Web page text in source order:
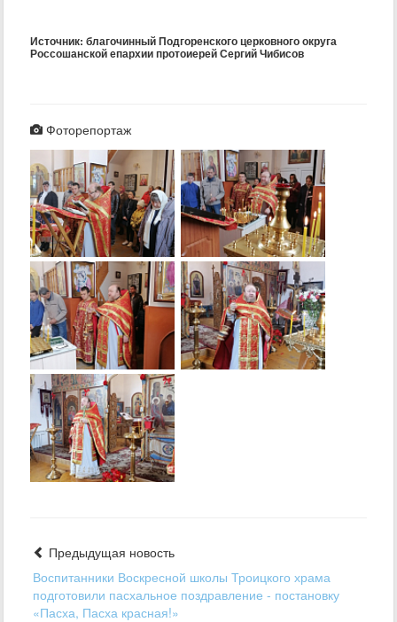
Источник: благочинный Подгоренского церковного округа
Россошанской епархии протоиерей Сергий Чибисов
Фоторепортаж
Предыдущая новость
Воспитанники Воскресной школы Троицкого храма
подготовили пасхальное поздравление - постановку
«Пасха, Пасха красная!»